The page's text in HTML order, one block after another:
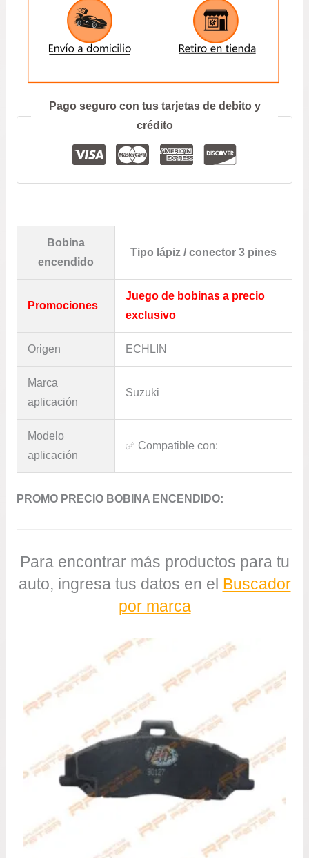
CANTIDAD
Pago seguro con tus tarjetas de debito y
crédito
Bobina
encendido
Tipo lápiz / conector 3 pines
Promociones
Juego de bobinas a precio
exclusivo
Origen ECHLIN
Marca
aplicación
Suzuki
Modelo
aplicación
✅​ Compatible con:
PROMO PRECIO BOBINA ENCENDIDO:
Para encontrar más productos para tu
auto, ingresa tus datos en el Buscador
por marca